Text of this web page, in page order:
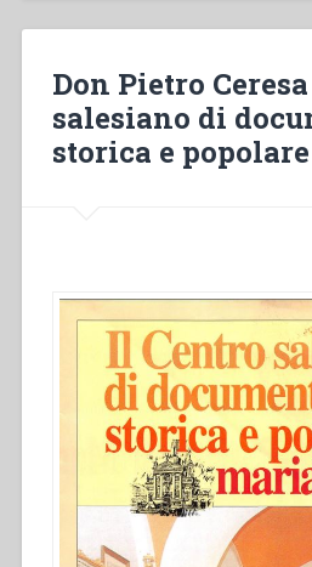
Don Pietro
salesiano di
storica e